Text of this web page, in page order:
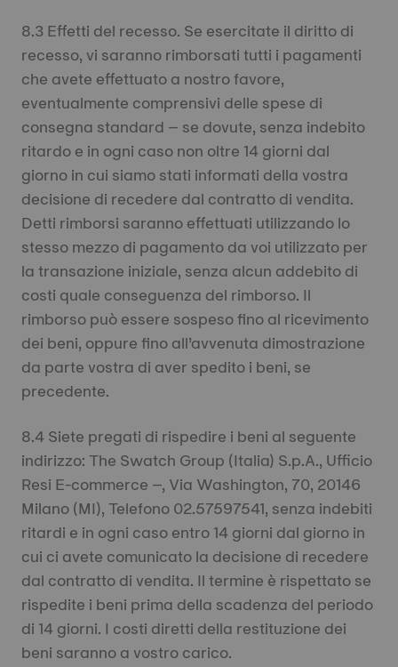
8.3 Effetti del recesso. Se esercitate il diritto di
recesso, vi saranno rimborsati tutti i pagamenti
che avete effettuato a nostro favore,
eventualmente comprensivi delle spese di
consegna standard – se dovute, senza indebito
ritardo e in ogni caso non oltre 14 giorni dal
giorno in cui siamo stati informati della vostra
decisione di recedere dal contratto di vendita.
Detti rimborsi saranno effettuati utilizzando lo
stesso mezzo di pagamento da voi utilizzato per
la transazione iniziale, senza alcun addebito di
costi quale conseguenza del rimborso. Il
rimborso può essere sospeso fino al ricevimento
dei beni, oppure fino all’avvenuta dimostrazione
da parte vostra di aver spedito i beni, se
precedente.
8.4 Siete pregati di rispedire i beni al seguente
indirizzo: The Swatch Group (Italia) S.p.A., Ufficio
Resi E-commerce –, Via Washington, 70, 20146
Milano (MI), Telefono 02.57597541, senza indebiti
ritardi e in ogni caso entro 14 giorni dal giorno in
cui ci avete comunicato la decisione di recedere
dal contratto di vendita. Il termine è rispettato se
rispedite i beni prima della scadenza del periodo
di 14 giorni. I costi diretti della restituzione dei
beni saranno a vostro carico.